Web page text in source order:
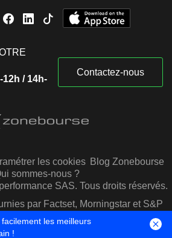
/ 14h-
Contactez-nous
les cookies Blog Zonebourse
sommes-nous ?
SAS. Tous droits réservés.
par Factset, Morningstar et S&P
Capital IQles meilleurs
!